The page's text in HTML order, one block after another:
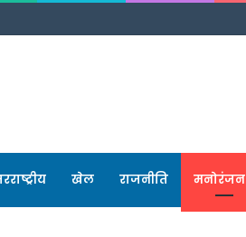
खेल राजनीति मनोरंजन